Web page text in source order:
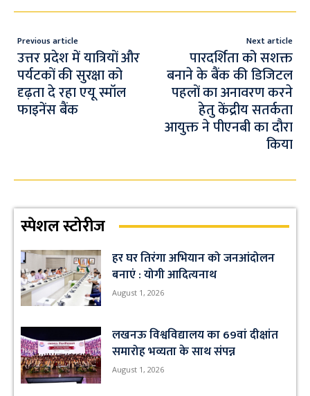
o
o
k
s
A
p
p
a
m
e
Previous article
उत्तर प्रदेश में यात्रियों और
पर्यटकों की सुरक्षा को
दृढ़ता दे रहा एयू स्मॉल
फाइनेंस बैंक
Next article
पारदर्शिता को सशक्त
बनाने के बैंक की डिजिटल
पहलों का अनावरण करने
हेतु केंद्रीय सतर्कता
आयुक्त ने पीएनबी का दौरा
किया
स्पेशल स्टोरीज
हर घर तिरंगा अभियान को जनआंदोलन
बनाएं : योगी आदित्यनाथ
August 1, 2026
लखनऊ विश्वविद्यालय का 69वां दीक्षांत
समारोह भव्यता के साथ संपन्न
August 1, 2026